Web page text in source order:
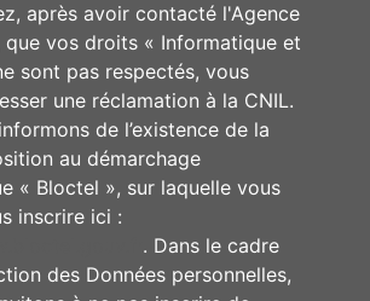
après avoir contacté l'Agence
que vos droits « Informatique et
sont pas respectés, vous
une réclamation à la CNIL.
de l’existence de la
au démarchage
« Bloctel », sur laquelle vous
inscrire ici :
. Dans le cadre
des Données personnelles,